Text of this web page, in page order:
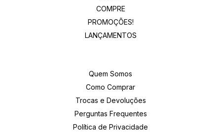
COMPRE
PROMOÇÕES!
LANÇAMENTOS
Quem Somos
Como Comprar
Trocas e Devoluções
Perguntas Frequentes
Política de Privacidade